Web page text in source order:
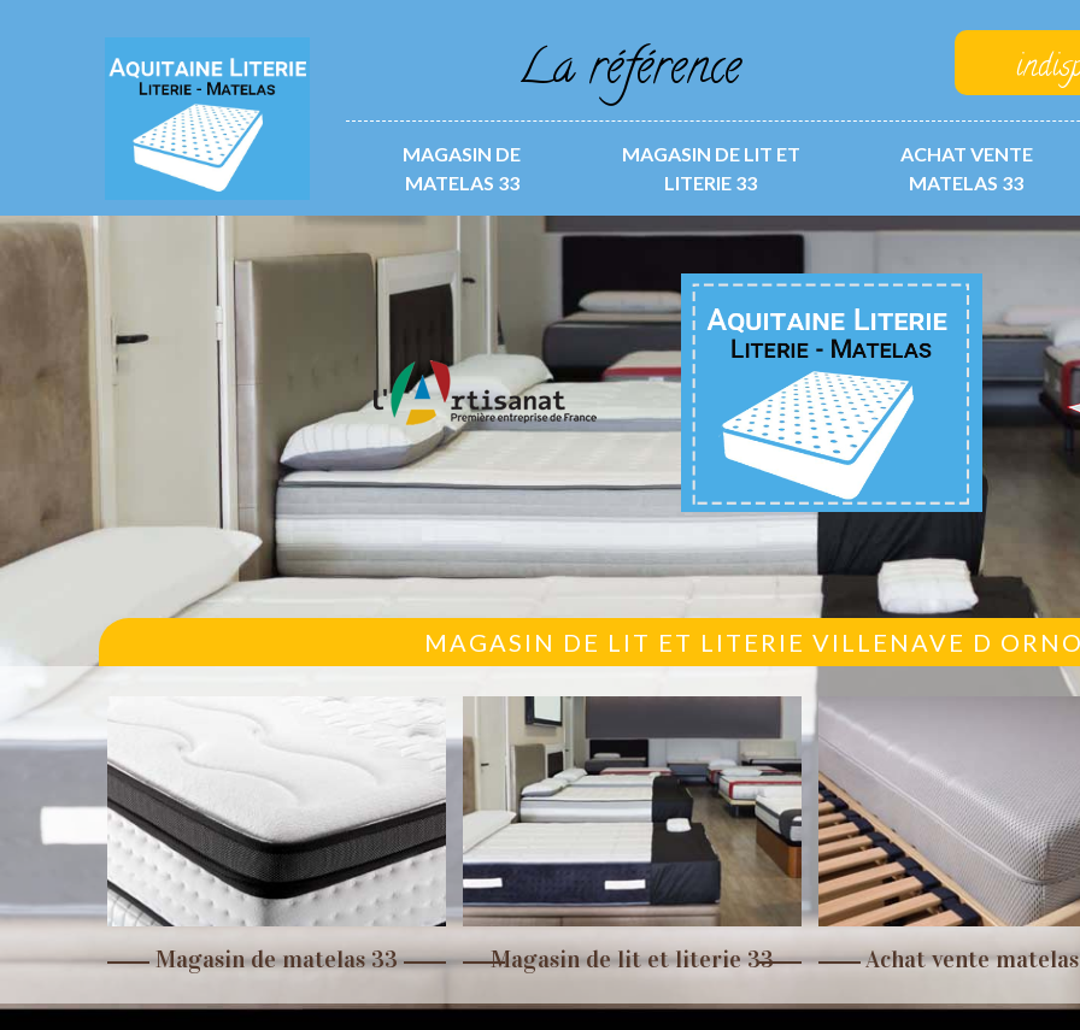
La référence
MAGASIN DE
MATELAS 33
MAGASIN DE LIT ET
LITERIE 33
ACHAT VENTE
MATELAS 33
MAGASIN DE LIT ET LITERIE VILLENAVE D
33 Magasin de matelas 33 Magasin de lit et literie 33 Achat vente